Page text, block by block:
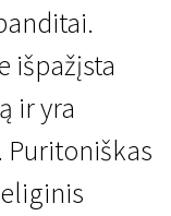
išpažįsta
ir yra